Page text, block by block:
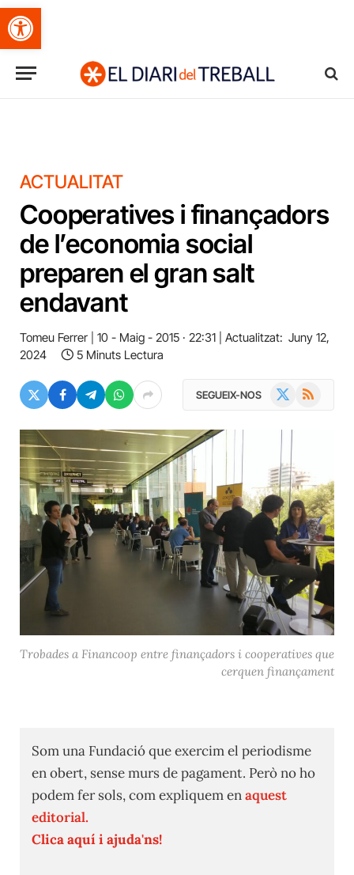
Obre la barra d'eines
ACTUALITAT
Cooperatives i finançadors
de l’economia social
preparen el gran salt
endavant
Tomeu Ferrer 10 - Maig - 2015 · 22:31 Actualitzat: Juny 12,
2024
5 Minuts Lectura
SEGUEIX-NOS RSS
Trobades a Financoop entre finançadors i cooperatives que
cerquen finançament
Som una Fundació que exercim el periodisme
en obert, sense murs de pagament. Però no ho
podem fer sols, com expliquem enaquest
editorial.
Clica aquí i ajuda'ns!